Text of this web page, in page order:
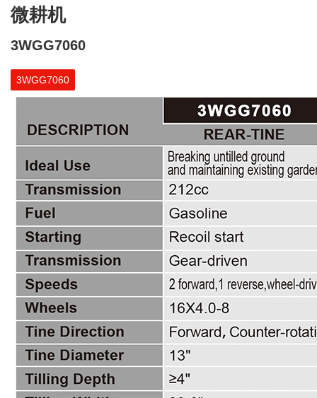
微耕机
3WGG7060
3WGG7060